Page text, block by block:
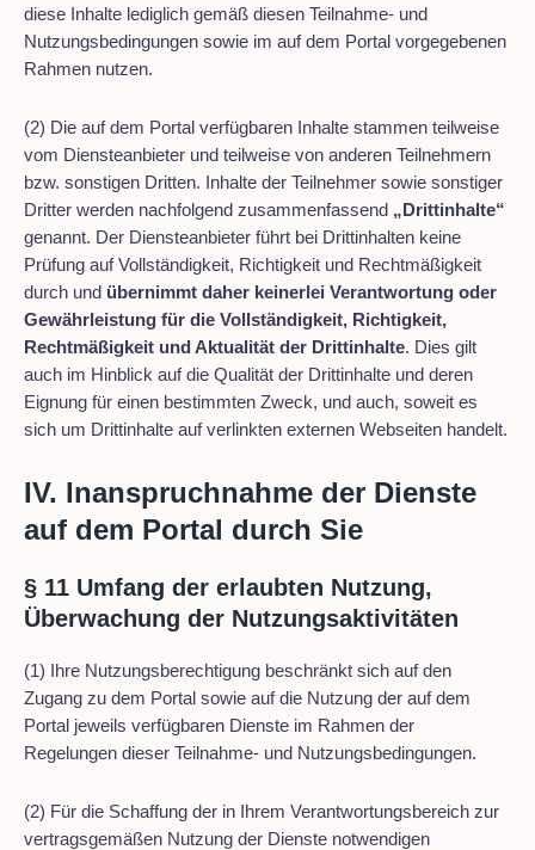
diese Inhalte lediglich gemäß diesen Teilnahme- und
Nutzungsbedingungen sowie im auf dem Portal vorgegebenen
Rahmen nutzen.
(2) Die auf dem Portal verfügbaren Inhalte stammen teilweise
vom Diensteanbieter und teilweise von anderen Teilnehmern
bzw. sonstigen Dritten. Inhalte der Teilnehmer sowie sonstiger
Dritter werden nachfolgend zusammenfassend „Drittinhalte“
genannt. Der Diensteanbieter führt bei Drittinhalten keine
Prüfung auf Vollständigkeit, Richtigkeit und Rechtmäßigkeit
durch und übernimmt daher keinerlei Verantwortung oder
Gewährleistung für die Vollständigkeit, Richtigkeit,
Rechtmäßigkeit und Aktualität der Drittinhalte. Dies gilt
auch im Hinblick auf die Qualität der Drittinhalte und deren
Eignung für einen bestimmten Zweck, und auch, soweit es
sich um Drittinhalte auf verlinkten externen Webseiten handelt.
IV. Inanspruchnahme der Dienste
auf dem Portal durch Sie
§ 11 Umfang der erlaubten Nutzung,
Überwachung der Nutzungsaktivitäten
(1) Ihre Nutzungsberechtigung beschränkt sich auf den
Zugang zu dem Portal sowie auf die Nutzung der auf dem
Portal jeweils verfügbaren Dienste im Rahmen der
Regelungen dieser Teilnahme- und Nutzungsbedingungen.
(2) Für die Schaffung der in Ihrem Verantwortungsbereich zur
vertragsgemäßen Nutzung der Dienste notwendigen